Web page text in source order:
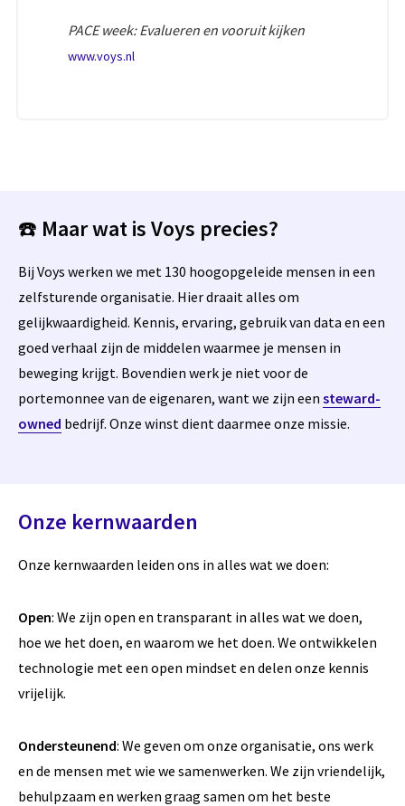
PACE week: Evalueren en vooruit kijken
www.voys.nl
☎️ Maar wat is Voys precies?
Bij Voys werken we met 130 hoogopgeleide mensen in een
zelfsturende organisatie. Hier draait alles om
gelijkwaardigheid. Kennis, ervaring, gebruik van data en een
goed verhaal zijn de middelen waarmee je mensen in
beweging krijgt. Bovendien werk je niet voor de
portemonnee van de eigenaren, want we zijn een steward-
owned bedrijf. Onze winst dient daarmee onze missie.
Onze kernwaarden
Onze kernwaarden leiden ons in alles wat we doen:
Open: We zijn open en transparant in alles wat we doen,
hoe we het doen, en waarom we het doen. We ontwikkelen
technologie met een open mindset en delen onze kennis
vrijelijk.
Ondersteunend: We geven om onze organisatie, ons werk
en de mensen met wie we samenwerken. We zijn vriendelijk,
behulpzaam en werken graag samen om het beste